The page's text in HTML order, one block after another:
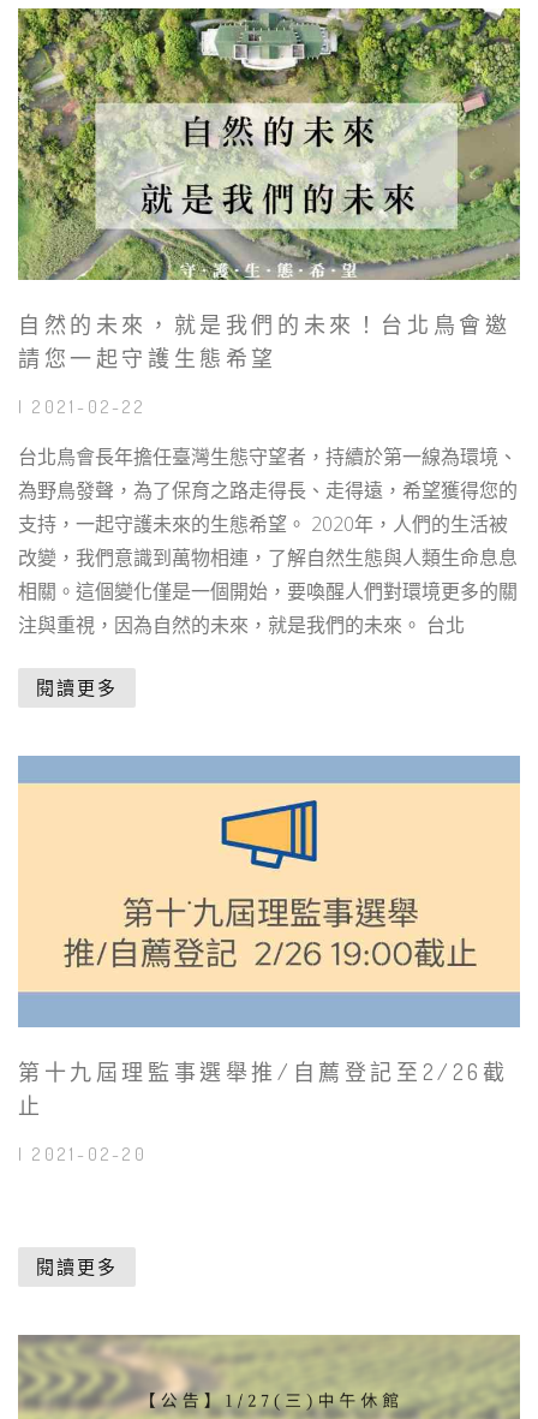
自然的未來，就是我們的未來！台北鳥會邀
請您一起守護生態希望
| 2021-02-22
台北鳥會長年擔任臺灣生態守望者，持續於第一線為環境、
為野鳥發聲，為了保育之路走得長、走得遠，希望獲得您的
支持，一起守護未來的生態希望。 2020年，人們的生活被
改變，我們意識到萬物相連，了解自然生態與人類生命息息
相關。這個變化僅是一個開始，要喚醒人們對環境更多的關
注與重視，因為自然的未來，就是我們的未來。 台北
閱讀更多
第十九屆理監事選舉推/自薦登記至2/26截
止
| 2021-02-20
閱讀更多